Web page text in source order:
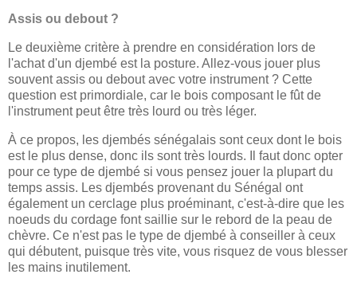
Assis ou debout ?
Le deuxième critère à prendre en considération lors de
l'achat d'un djembé est la posture. Allez-vous jouer plus
souvent assis ou debout avec votre instrument ? Cette
question est primordiale, car le bois composant le fût de
l'instrument peut être très lourd ou très léger.
À ce propos, les djembés sénégalais sont ceux dont le bois
est le plus dense, donc ils sont très lourds. Il faut donc opter
pour ce type de djembé si vous pensez jouer la plupart du
temps assis. Les djembés provenant du Sénégal ont
également un cerclage plus proéminant, c'est-à-dire que les
noeuds du cordage font saillie sur le rebord de la peau de
chèvre. Ce n'est pas le type de djembé à conseiller à ceux
qui débutent, puisque très vite, vous risquez de vous blesser
les mains inutilement.